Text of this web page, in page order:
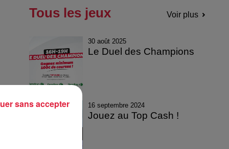
Tous les jeux Voir plus
30 août 2025
Le Duel des Champions
16 septembre 2024
Jouez au Top Cash !
sans accepter